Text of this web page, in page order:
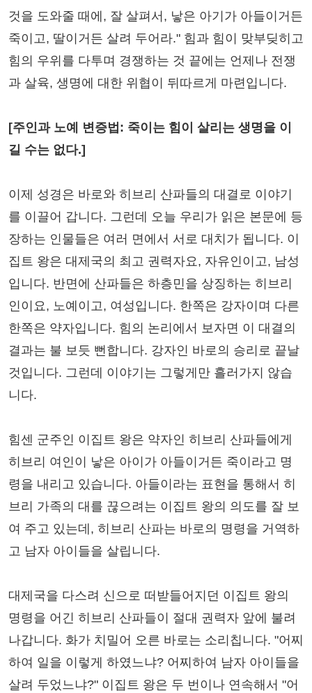
것을 도와줄 때에, 잘 살펴서, 낳은 아기가 아들이거든
죽이고, 딸이거든 살려 두어라." 힘과 힘이 맞부딪히고
힘의 우위를 다투며 경쟁하는 것 끝에는 언제나 전쟁
과 살육, 생명에 대한 위협이 뒤따르게 마련입니다.
[주인과 노예 변증법: 죽이는 힘이 살리는 생명을 이
길 수는 없다.]
이제 성경은 바로와 히브리 산파들의 대결로 이야기
를 이끌어 갑니다. 그런데 오늘 우리가 읽은 본문에 등
장하는 인물들은 여러 면에서 서로 대치가 됩니다. 이
집트 왕은 대제국의 최고 권력자요, 자유인이고, 남성
입니다. 반면에 산파들은 하층민을 상징하는 히브리
인이요, 노예이고, 여성입니다. 한쪽은 강자이며 다른
한쪽은 약자입니다. 힘의 논리에서 보자면 이 대결의
결과는 불 보듯 뻔합니다. 강자인 바로의 승리로 끝날
것입니다. 그런데 이야기는 그렇게만 흘러가지 않습
니다.
힘센 군주인 이집트 왕은 약자인 히브리 산파들에게
히브리 여인이 낳은 아이가 아들이거든 죽이라고 명
령을 내리고 있습니다. 아들이라는 표현을 통해서 히
브리 가족의 대를 끊으려는 이집트 왕의 의도를 잘 보
여 주고 있는데, 히브리 산파는 바로의 명령을 거역하
고 남자 아이들을 살립니다.
대제국을 다스려 신으로 떠받들어지던 이집트 왕의
명령을 어긴 히브리 산파들이 절대 권력자 앞에 불려
나갑니다. 화가 치밀어 오른 바로는 소리칩니다. "어찌
하여 일을 이렇게 하였느냐? 어찌하여 남자 아이들을
살려 두었느냐?" 이집트 왕은 두 번이나 연속해서 "어